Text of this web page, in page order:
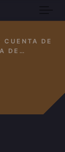
CUENTA DE
RESPUESTA A: CUENTA DE STEAM